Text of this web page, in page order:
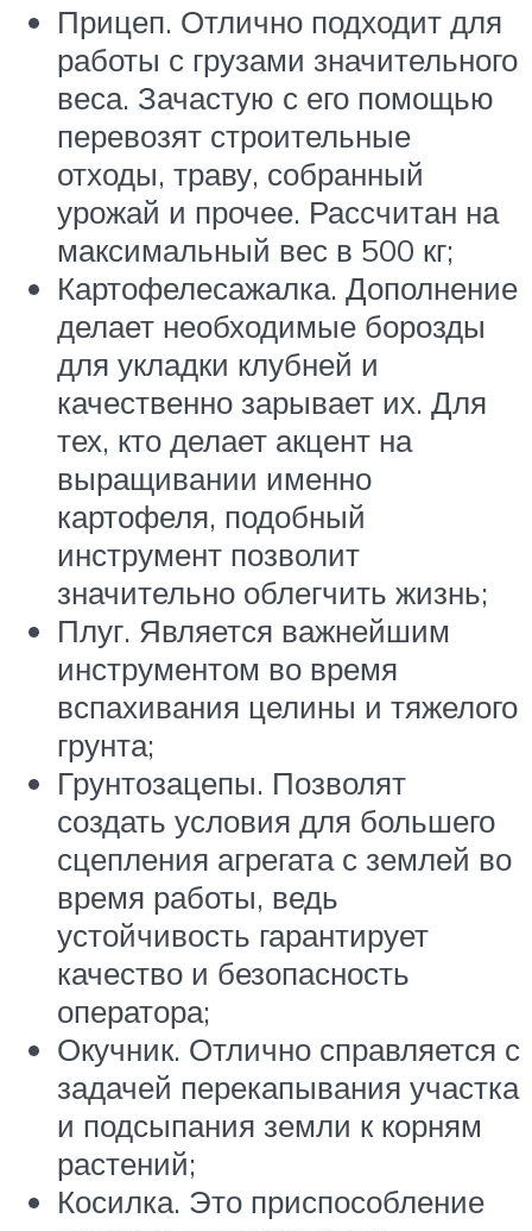
Прицеп. Отлично подходит для
работы с грузами значительного
веса. Зачастую с его помощью
перевозят строительные
отходы, траву, собранный
урожай и прочее. Рассчитан на
максимальный вес в 500 кг;
Картофелесажалка. Дополнение
делает необходимые борозды
для укладки клубней и
качественно зарывает их. Для
тех, кто делает акцент на
выращивании именно
картофеля, подобный
инструмент позволит
значительно облегчить жизнь;
Плуг. Является важнейшим
инструментом во время
вспахивания целины и тяжелого
грунта;
Грунтозацепы. Позволят
создать условия для большего
сцепления агрегата с землей во
время работы, ведь
устойчивость гарантирует
качество и безопасность
оператора;
Окучник. Отлично справляется с
задачей перекапывания участка
и подсыпания земли к корням
растений;
Косилка. Это приспособление